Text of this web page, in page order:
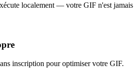
localement — votre GIF n'est jamais
inscription pour optimiser votre GIF.